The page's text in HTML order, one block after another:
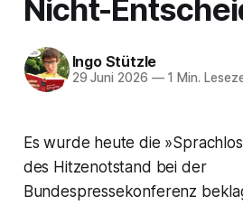
Nicht-
Ingo Stützle
29 Juni 2026 —1 Min.
Es wurde heute die
des Hitzenotstand bei der
Bundespressekonferenz